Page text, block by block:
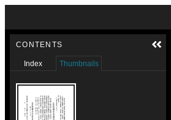
CONTENTS
Index Thumbnails